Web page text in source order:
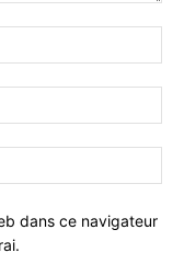
dans ce navigateur